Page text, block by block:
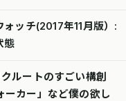
ッチ(2017年11月版）:
態
ルートのすごい構創
ーカー」など僕の欲し